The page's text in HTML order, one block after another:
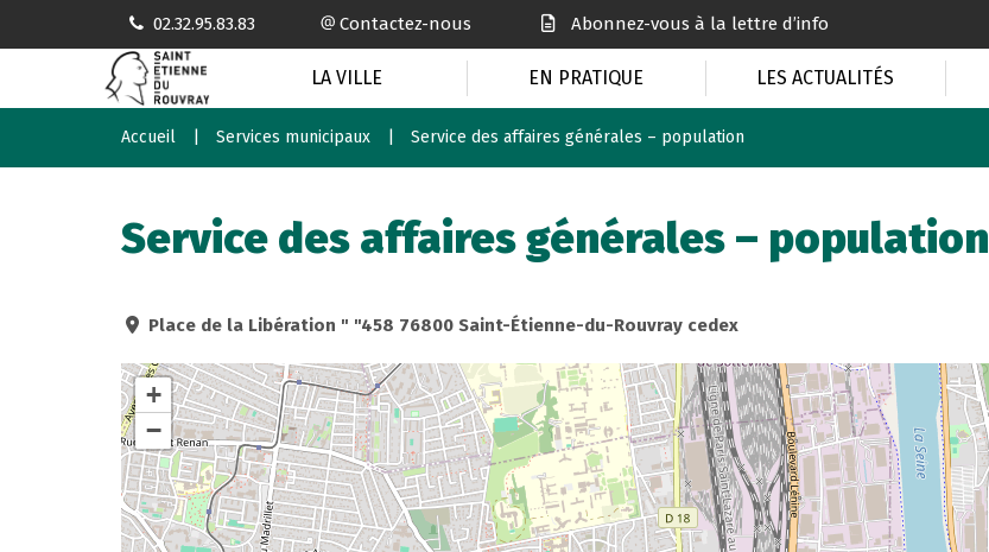
02.32.95.83.83 Contactez-nous Abonnez-vous à la lettre d’info
LA VILLE EN PRATIQUE LES ACTUALITÉS
Accueil Services municipaux Service des affaires générales – population
Service des affaires générales – population
Place de la Libération " "458 76800 Saint-Étienne-du-Rouvray cedex
+
−